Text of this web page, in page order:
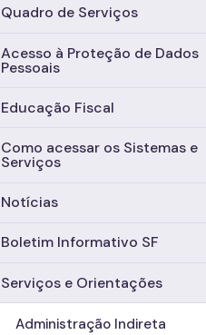
Quadro de Serviços
Acesso à Proteção de Dados
Pessoais
Educação Fiscal
Como acessar os Sistemas e
Serviços
Notícias
Boletim Informativo SF
Serviços e Orientações
Administração Indireta